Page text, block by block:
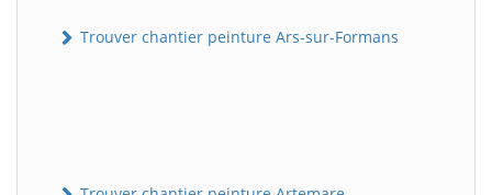
Trouver chantier peinture Ars-sur-Formans